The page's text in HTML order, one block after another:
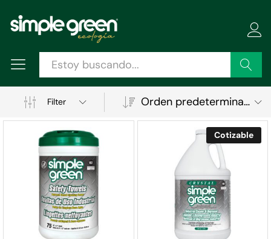
Buscar
Filter Orden predeterminado
Cotizable